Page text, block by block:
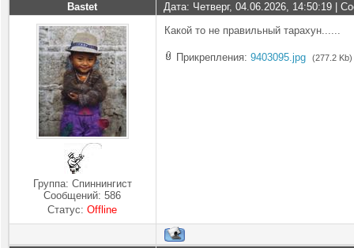
Bastet Дата: Четверг, 04.06.2026, 14:50:19 |
Группа: Спиннингист
Сообщений:586
Статус:Offline
Какой то не правильный тарахун......
Прикрепления: 9403095.jpg (277.2 Kb)